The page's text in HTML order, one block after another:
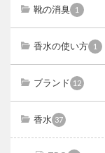
靴の消臭 1
香水の使い方 1
ブランド 12
香水 37